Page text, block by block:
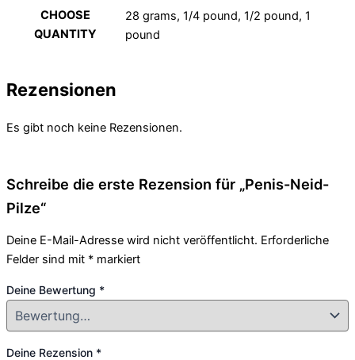
CHOOSE
QUANTITY
28 grams, 1/4 pound, 1/2 pound, 1
pound
Rezensionen
Es gibt noch keine Rezensionen.
Schreibe die erste Rezension für „Penis-Neid-
Pilze“
Deine E-Mail-Adresse wird nicht veröffentlicht. Erforderliche
Felder sind mit * markiert
Deine Bewertung *
Deine Rezension *